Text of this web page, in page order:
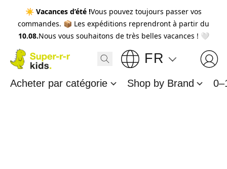
☀️ Vacances d’été !Vous pouvez toujours passer vos
commandes. 📦 Les expéditions reprendront à partir du
10.08.Nous vous souhaitons de très belles vacances ! 🤍
FR
Acheter par catégorie Shop by Brand